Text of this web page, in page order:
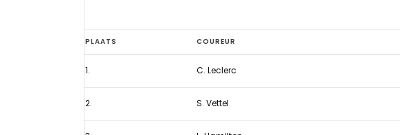
Startopstelling
Formule
1
Grand
PLAATS COUREUR
1. C. Leclerc
2. S. Vettel